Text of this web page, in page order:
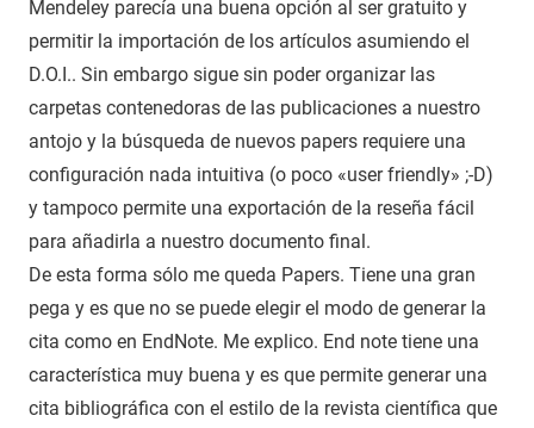
Mendeley parecía una buena opción al ser gratuito y
permitir la importación de los artículos asumiendo el
D.O.I.. Sin embargo sigue sin poder organizar las
carpetas contenedoras de las publicaciones a nuestro
antojo y la búsqueda de nuevos papers requiere una
configuración nada intuitiva (o poco «user friendly» ;-D)
y tampoco permite una exportación de la reseña fácil
para añadirla a nuestro documento final.
De esta forma sólo me queda Papers. Tiene una gran
pega y es que no se puede elegir el modo de generar la
cita como en EndNote. Me explico. End note tiene una
característica muy buena y es que permite generar una
cita bibliográfica con el estilo de la revista científica que